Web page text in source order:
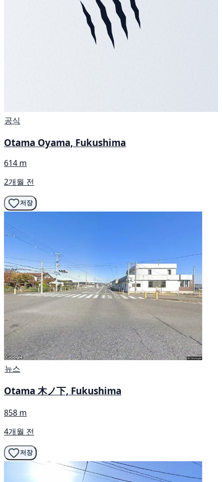
공식
Otama Oyama, Fukushima
614 m
2개월 전
저장
뉴스
Otama 木ノ下, Fukushima
858 m
4개월 전
저장